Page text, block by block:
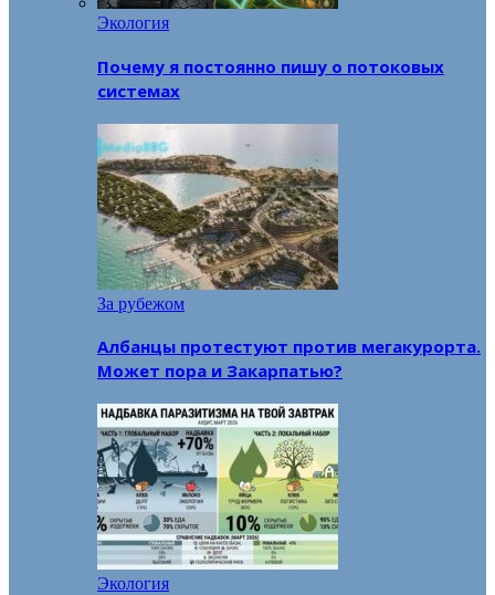
Экология
Почему я постоянно пишу о потоковых
системах
За рубежом
Албанцы протестуют против мегакурорта.
Может пора и Закарпатью?
Экология